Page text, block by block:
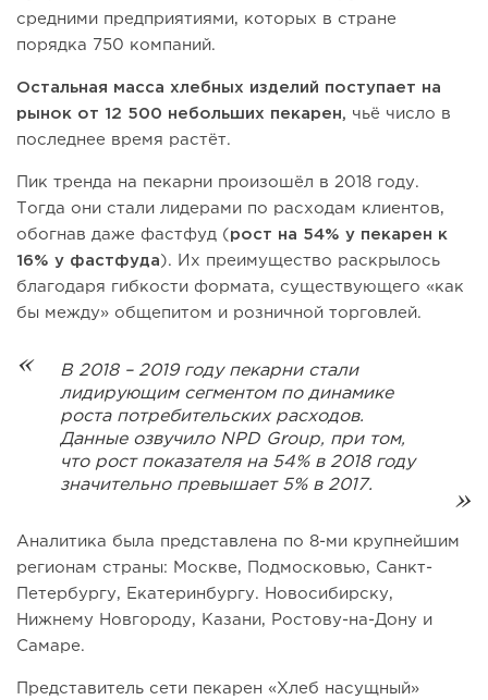
средними предприятиями, которых в стране
порядка 750 компаний.
Остальная масса хлебных изделий поступает на
рынок от 12 500 небольших пекарен, чьё число в
последнее время растёт.
Пик тренда на пекарни произошёл в 2018 году.
Тогда они стали лидерами по расходам клиентов,
обогнав даже фастфуд ( рост на 54% у пекарен к
16% у фастфуда). Их преимущество раскрылось
благодаря гибкости формата, существующего «как
бы между» общепитом и розничной торговлей.
В 2018 – 2019 году пекарни стали
лидирующим сегментом по динамике
роста потребительских расходов.
Данные озвучило NPD Group, при том,
что рост показателя на 54% в 2018 году
значительно превышает 5% в 2017.
Аналитика была представлена по 8-ми крупнейшим
регионам страны: Москве, Подмосковью, Санкт-
Петербургу, Екатеринбургу. Новосибирску,
Нижнему Новгороду, Казани, Ростову-на-Дону и
Самаре.
Представитель сети пекарен «Хлеб насущный»